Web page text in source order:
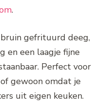
.
gefrituurd deeg,
en een laagje fijne
Perfect voor
gewoon omdat je
uit eigen keuken.